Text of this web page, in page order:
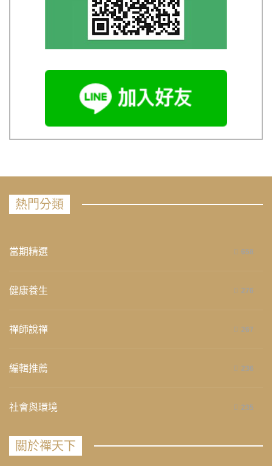
熱門分類
當期精選 658
健康養生 276
禪師說禪 267
編輯推薦 236
社會與環境 235
關於禪天下